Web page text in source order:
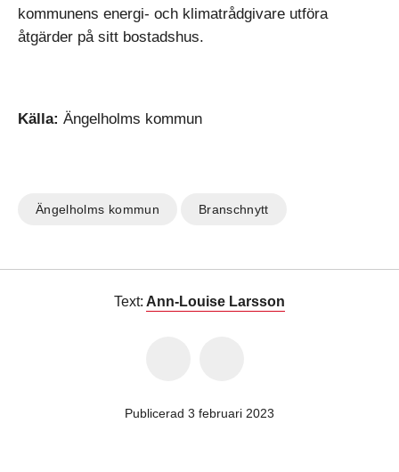
kommunens energi- och klimatrådgivare utföra
åtgärder på sitt bostadshus.
Källa: Ängelholms kommun
Ängelholms kommun Branschnytt
Text: Ann-Louise Larsson
Publicerad 3 februari 2023